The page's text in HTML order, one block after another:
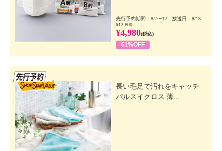
先行予約期間：8/7〜12 放送日：8/13
¥12,800
¥4,980(税込)
61%OFF
長い毛足で汚れをキャッチ
パルスイクロス 薄...